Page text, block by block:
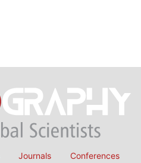
Journals Conferences